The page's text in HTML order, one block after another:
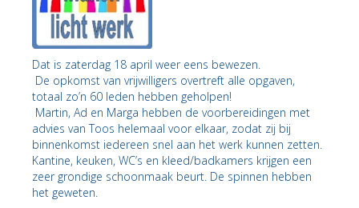
Dat is zaterdag 18 april weer eens bewezen.
De opkomst van vrijwilligers overtreft alle opgaven,
totaal zo’n 60 leden hebben geholpen!
Martin, Ad en Marga hebben de voorbereidingen met
advies van Toos helemaal voor elkaar, zodat zij bij
binnenkomst iedereen snel aan het werk kunnen zetten.
Kantine, keuken, WC’s en kleed/badkamers krijgen een
zeer grondige schoonmaak beurt. De spinnen hebben
het geweten.